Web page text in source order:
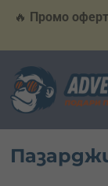
🔥 Промо